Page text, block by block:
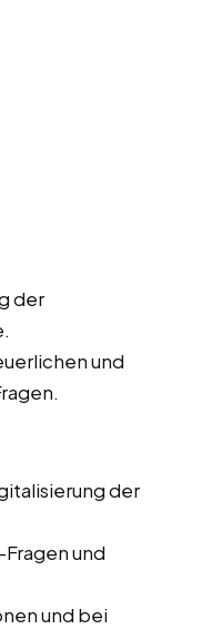
der
und
der
und
und bei